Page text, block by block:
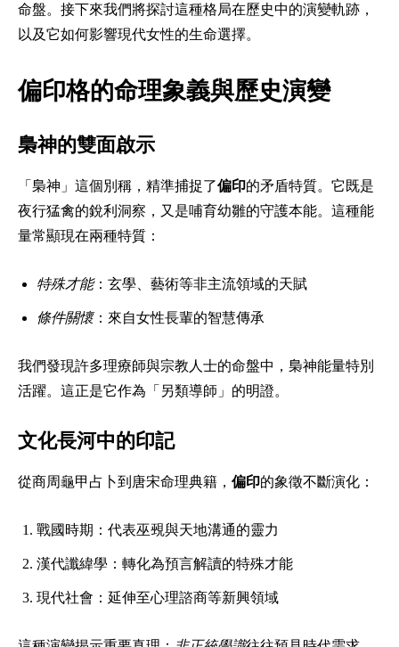
命盤。接下來我們將探討這種格局在歷史中的演變軌跡，
以及它如何影響現代女性的生命選擇。
偏印格的命理象義與歷史演變
梟神的雙面啟示
「梟神」這個別稱，精準捕捉了偏印的矛盾特質。它既是
夜行猛禽的銳利洞察，又是哺育幼雛的守護本能。這種能
量常顯現在兩種特質：
特殊才能：玄學、藝術等非主流領域的天賦
條件關懷：來自女性長輩的智慧傳承
我們發現許多理療師與宗教人士的命盤中，梟神能量特別
活躍。這正是它作為「另類導師」的明證。
文化長河中的印記
從商周龜甲占卜到唐宋命理典籍， 偏印的象徵不斷演化：
戰國時期：代表巫覡與天地溝通的靈力
漢代讖緯學：轉化為預言解讀的特殊才能
現代社會：延伸至心理諮商等新興領域